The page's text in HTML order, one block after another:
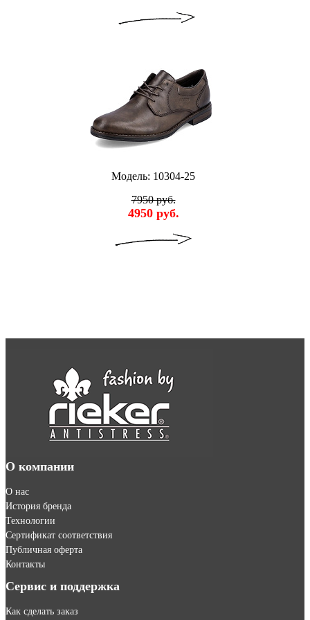
Модель: 10304-25
7950 руб.
4950 руб.
О компании
О нас
История бренда
Технологии
Сертификат соответствия
Публичная оферта
Контакты
Сервис и поддержка
Как сделать заказ